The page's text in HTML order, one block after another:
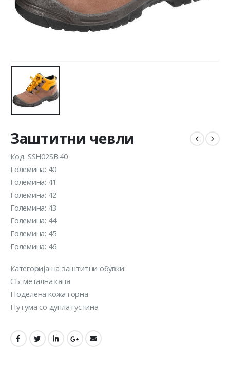
Заштитни чевли
Код: SSH02SB.40
Големина: 40
Големина: 41
Големина: 42
Големина: 43
Големина: 44
Големина: 45
Големина: 46
Категорија на заштитни обувки:
СБ: метална капа
Поделена кожа горна
Пу гума со дупла густина